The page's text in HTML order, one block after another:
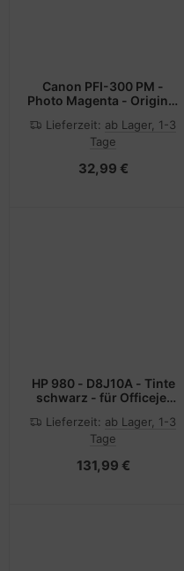
Canon PFI-300 PM -
Photo Magenta - Original
Lieferzeit: ab Lager, 1-3
Tage
32,99 €
HP 980 - D8J10A - Tinte
schwarz - für Officejet
X585; Officejet
Enterprise Color Flow
Lieferzeit: ab Lager, 1-3
Tage
131,99 €